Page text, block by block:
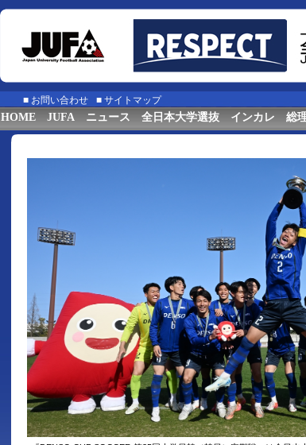
■ お問い合わせ ■ サイトマップ
HOME JUFA ニュース 全日本大学選抜 インカレ 総